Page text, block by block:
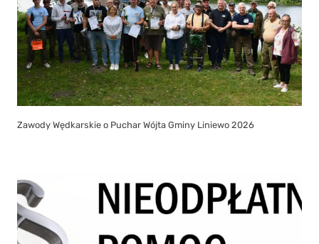
Zawody Wędkarskie o Puchar Wójta Gminy Liniewo 2026